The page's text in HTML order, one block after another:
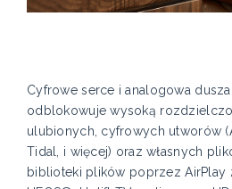
Cyfrowe serce i analogowa
odblokowuje wysoką
ulubionych, cyfrowych utworów
Tidal, i więcej) oraz własnych
biblioteki plików poprzez AirPlay